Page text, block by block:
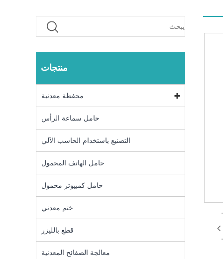
منتجات
محفظة معدنية
حامل سماعة الرأس
التصنيع باستخدام الحاسب الآلي
حامل الهاتف المحمول
حامل كمبيوتر محمول
ختم معدني
قطع بالليزر
معالجة الصفائح المعدنية